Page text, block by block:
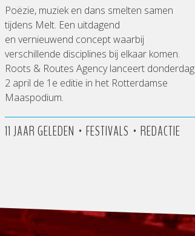
Poëzie, muziek en dans smelten samen
tijdens Melt. Een uitdagend
en vernieuwend concept waarbij
verschillende disciplines bij elkaar komen.
Roots & Routes Agency lanceert donderdag
2 april de 1e editie in het Rotterdamse
Maaspodium.
11 JAAR GELEDEN • FESTIVALS • REDACTIE